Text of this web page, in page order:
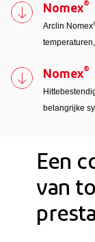
Nomex®
Arclin Nomex
Nomex®
belangrijke
Een
van